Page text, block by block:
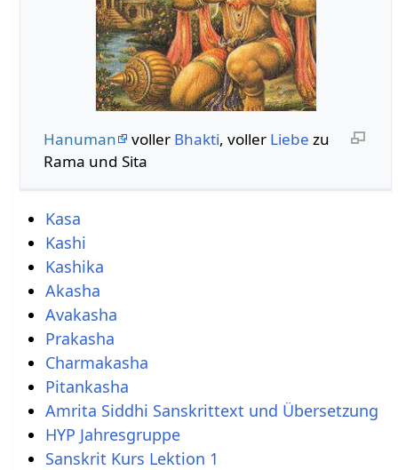
Hanuman voller Bhakti, voller Liebe zu
Rama und Sita
Kasa
Kashi
Kashika
Akasha
Avakasha
Prakasha
Charmakasha
Pitankasha
Amrita Siddhi Sanskrittext und Übersetzung
HYP Jahresgruppe
Sanskrit Kurs Lektion 1